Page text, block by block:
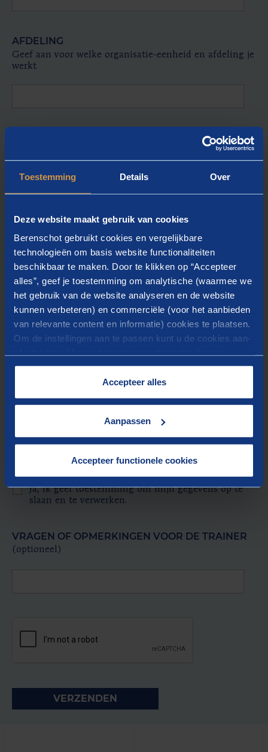
Toestemming Details Over
Deze website maakt gebruik van cookies
Berenschot gebruikt cookies en vergelijkbare
technologieën om basis website functionaliteiten
beschikbaar te maken. Door te klikken op “Accepteer
alles”, geef je toestemming om analytische (waarmee we
het gebruik van de website analyseren en de website
kunnen verbeteren) en commerciële (voor het aanbieden
van relevante content en informatie) cookies te plaatsen.
Om de instellingen aan te passen kunt u de cookies aan-
cookies op onze website treft u in onze
Accepteer alles
Aanpassen
Accepteer functionele cookies
AFDELING
Geef aan voor welke organisatie-eenheid en afdeling je
werkt
teamlead/MD
NAAM LEIDINGGEVENDE
IK VOLDOE AAN DE VOORWAARDEN
Ja
Ik ben de gehele training (inclusief lunches)
aanwezig; als dat niet lukt, meld ik mij aan voor
een volgende training
TOESTEMMING VOOR HET OPSLAAN VAN
INGEDIENDE GEGEVENS
Ja, ik geef toestemming om mijn gegevens op te
slaan en te verwerken.
VRAGEN OF OPMERKINGEN VOOR DE TRAINER
(optioneel)